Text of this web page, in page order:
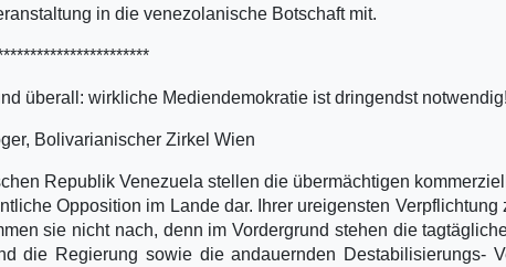
in die venezolanische Botschaft mit.
überall: wirkliche Mediendemokratie ist dringendst notwendig!
Bolivarianischer Zirkel Wien
Republik Venezuela stellen die übermächtigen
Opposition im Lande dar. Ihrer ureigensten
sie nicht nach, denn im Vordergrund stehen die
die Regierung sowie die andauernden Destabilisierungs-